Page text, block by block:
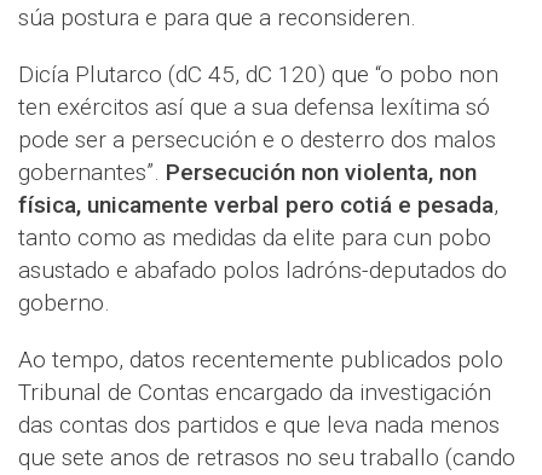
súa postura e para que a reconsideren.
Dicía Plutarco (dC 45, dC 120) que “o pobo non
ten exércitos así que a sua defensa lexítima só
pode ser a persecución e o desterro dos malos
gobernantes”. Persecución non violenta, non
física, unicamente verbal pero cotiá e pesada,
tanto como as medidas da elite para cun pobo
asustado e abafado polos ladróns-deputados do
goberno.
Ao tempo, datos recentemente publicados polo
Tribunal de Contas encargado da investigación
das contas dos partidos e que leva nada menos
que sete anos de retrasos no seu traballo (cando